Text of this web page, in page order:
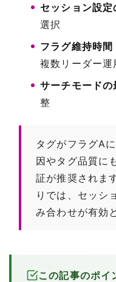
セッション設
選択
フラグ維持時間
複数リーダー運
サーチモードの
整
タグがフラグA
因やタグ品質に
証が推奨されま
りでは、セッシ
み合わせが有効
この記事のポイ